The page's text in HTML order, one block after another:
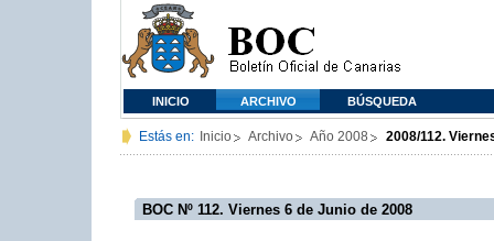
INICIO ARCHIVO BÚSQUEDA
Estás en: Inicio Archivo Año 2008 2008/112.
BOC Nº 112. Viernes 6 de Junio de 2008